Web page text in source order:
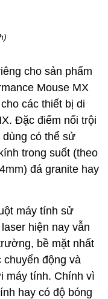
cho sản phẩm
Mouse MX
các thiết bị di
Đặc điểm nổi trội
có thể sử
trong suốt (theo
đá granite hay
máy tính sử
hiện nay vẫn
bề mặt nhất
động và
máy tính. Chính vì
hay có độ bóng